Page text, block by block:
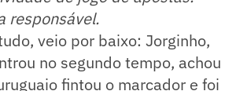
responsável.
veio por baixo: Jorginho,
no segundo tempo, achou
fintou o marcador e foi